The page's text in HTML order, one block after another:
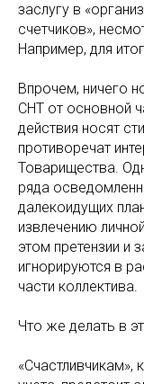
заслугу в
счетчиков»,
Например, для
Впрочем, ничего
СНТ от основной
действия носят
противоречат
Товарищества.
ряда
далекоидущих
извлечению
этом претензии и
игнорируются в
части коллектива.
Что же делать в